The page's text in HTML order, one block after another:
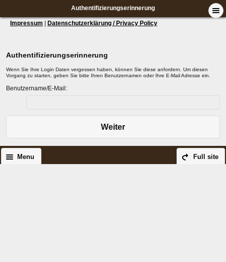
Authentifizierungserinnerung
Impressum Datenschutzerklärung / Privacy Policy
Authentifizierungserinnerung
Wenn Sie Ihre Login Daten vergessen haben, können Sie diese anfordern. Um diesen
Vorgang zu starten, geben Sie bitte Ihren Benutzernamen oder Ihre E-Mail Adresse ein.
Benutzername/E-Mail:
Weiter
Full site
Menu